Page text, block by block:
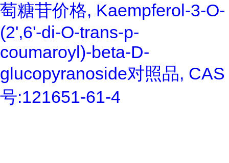
萄糖苷价格, Kaempferol-3-O-
(2',6'-di-O-trans-p-
coumaroyl)-beta-D-
glucopyranoside对照品, CAS
号:121651-61-4